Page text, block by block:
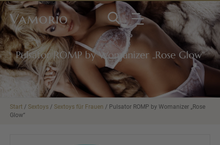
Vamorio
Pulsator ROMP by Womanizer „Rose Glow“
Start / Sextoys / Sextoys für Frauen / Pulsator ROMP by Womanizer „Rose
Glow“